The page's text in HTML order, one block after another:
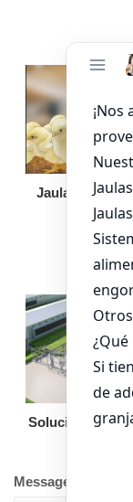
Jaula de pollo
Solución llave
Message